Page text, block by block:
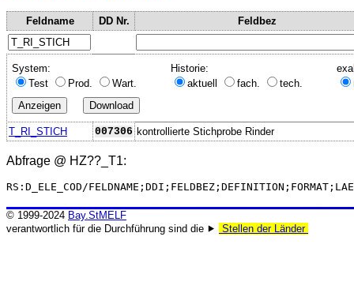
Feldname DD Nr. Feldbez
System:
Test
Prod. Wart.
Historie:
aktuell
fach. tech.
T_RI_STICH 007306 kontrollierte Stichprobe Rinder
Abfrage @ HZ??_T1:
RS:D_ELE_COD/
© 1999-2024 Bay.StMELF
verantwortlich für die Durchführung sind die ⯈
Stellen der Länder